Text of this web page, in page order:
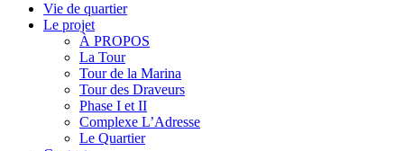
Vie de quartier
Le projet
À PROPOS
La Tour
Tour de la Marina
Tour des Draveurs
Phase I et II
Complexe L’Adresse
Le Quartier